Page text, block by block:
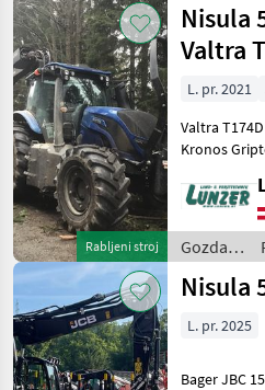
Kategorija 1 Država
TRENUTNA
POT
Nisula
IZBERITE
KATEGORIJO
Gozdarska tehnika
7
MARKETPLACE
Marketplace
Ponudbe
trgovcev
Ponastavi
Prikaži 7
rezultatov
Rabljeni stroj
Nisula
Valtra
L. pr. 2021
Valtra
Kronos
Valtra T174
izdelave 2021, B-Std.
štirikolesni
mm sornik
Gozdarska
in
lesarska
/ Nisula
Nisula
L. pr. 2025
Bager JBC